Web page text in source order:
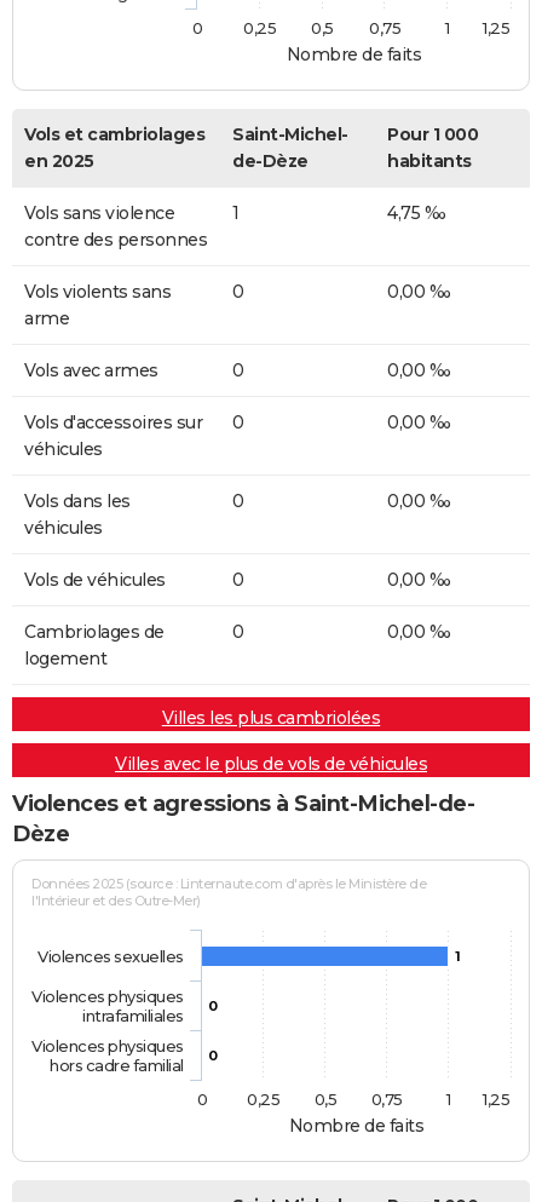
Nombre de faits
0
1
0,25 0,5 0,75 1,25
Vols et cambriolages
en 2025
Saint-Michel-
de-Dèze
Pour 1 000
habitants
Vols sans violence
contre des personnes
1 4,75 ‰
Vols violents sans
arme
0 0,00 ‰
Vols avec armes 0 0,00 ‰
Vols d'accessoires sur
véhicules
0 0,00 ‰
Vols dans les
véhicules
0 0,00 ‰
Vols de véhicules 0 0,00 ‰
Cambriolages de
logement
0 0,00 ‰
Villes les plus cambriolées
Villes avec le plus de vols de véhicules
Violences et agressions à Saint-Michel-de-
Dèze
Nombre de faits
Données 2025 (source : Linternaute.com d'après le Ministère de
l'Intérieur et des Outre-Mer)
1
0
0
Violences sexuelles
Violences physiques
intrafamiliales
Violences physiques
hors cadre familial
0
1
0,25 0,5 0,75 1,25